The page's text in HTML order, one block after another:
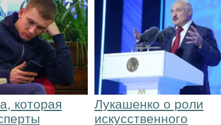
которая
Лукашенко о роли
искусственного